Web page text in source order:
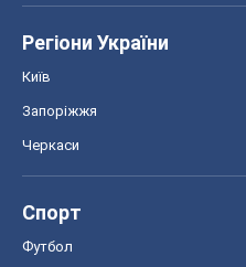
Регіони України
Київ
Запоріжжя
Черкаси
Спорт
Футбол